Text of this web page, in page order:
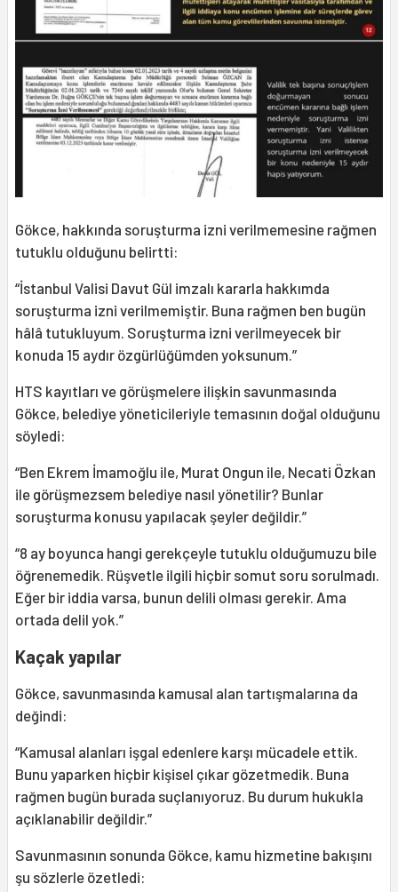
Gökce, hakkında soruşturma izni verilmemesine rağmen
tutuklu olduğunu belirtti:
“İstanbul Valisi Davut Gül imzalı kararla hakkımda
soruşturma izni verilmemiştir. Buna rağmen ben bugün
hâlâ tutukluyum. Soruşturma izni verilmeyecek bir
konuda 15 aydır özgürlüğümden yoksunum.”
HTS kayıtları ve görüşmelere ilişkin savunmasında
Gökce, belediye yöneticileriyle temasının doğal olduğunu
söyledi:
“Ben Ekrem İmamoğlu ile, Murat Ongun ile, Necati Özkan
ile görüşmezsem belediye nasıl yönetilir? Bunlar
soruşturma konusu yapılacak şeyler değildir.”
“8 ay boyunca hangi gerekçeyle tutuklu olduğumuzu bile
öğrenemedik. Rüşvetle ilgili hiçbir somut soru sorulmadı.
Eğer bir iddia varsa, bunun delili olması gerekir. Ama
ortada delil yok.”
Kaçak yapılar
Gökce, savunmasında kamusal alan tartışmalarına da
değindi:
“Kamusal alanları işgal edenlere karşı mücadele ettik.
Bunu yaparken hiçbir kişisel çıkar gözetmedik. Buna
rağmen bugün burada suçlanıyoruz. Bu durum hukukla
açıklanabilir değildir.”
Savunmasının sonunda Gökce, kamu hizmetine bakışını
şu sözlerle özetledi: